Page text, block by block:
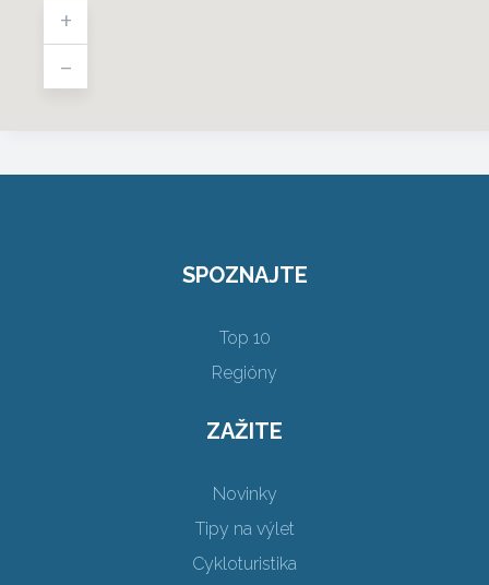
+
-
SPOZNAJTE
Top 10
Regióny
ZAŽITE
Novinky
Tipy na výlet
Cykloturistika